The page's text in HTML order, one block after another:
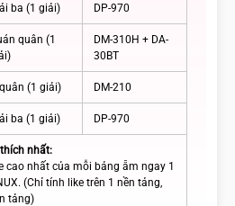
ba (1 giải) DP-970
quân (1
DM-310H + DA-
30BT
(1 giải) DM-210
ba (1 giải) DP-970
nhất:
cao nhất của mỗi bảng ẵm ngay 1
(Chỉ tính like trên 1 nền tảng,
tảng)